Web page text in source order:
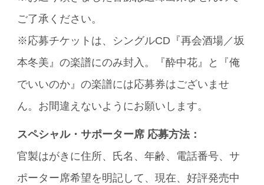
ご了承ください。
※応募チケットは、シングルCD『再会酒場／坂
本冬美』の楽譜にのみ封入。『酔中花』と『俺
でいいのか』の楽譜には応募券はございませ
ん。お間違えないようにお願いします。
スペシャル・サポーター席 応募方法：
官製はがきに住所、氏名、年齢、電話番号、サ
ポーター席希望を明記して、現在、好評発売中